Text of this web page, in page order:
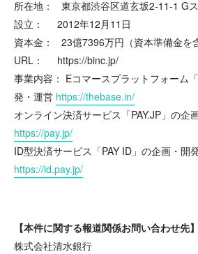
所在地： 東京都渋谷区道玄坂2-11-1 G
設立： 2012年12月11日
資本金： 23億7396万円（資本準備金を
URL： https://binc.jp/
事業内容： Eコマースプラットフォーム
発・運営 https://thebase.in/
オンライン決済サービス「PAY.JP」の企
https://pay.jp/
ID型決済サービス「PAY ID」の企画・開
https://id.pay.jp/
【本件に関する報道関係お問い合わせ先】
株式会社清水銀行